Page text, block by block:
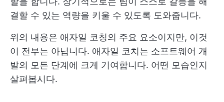
결할 수 있는 역량을 키울 수 있도록 도와줍니다.
위의 내용은 애자일 코칭의 주요 요소이지만, 이것
이 전부는 아닙니다. 애자일 코치는 소프트웨어 개
발의 모든 단계에 크게 기여합니다. 어떤 모습인지
살펴봅시다.